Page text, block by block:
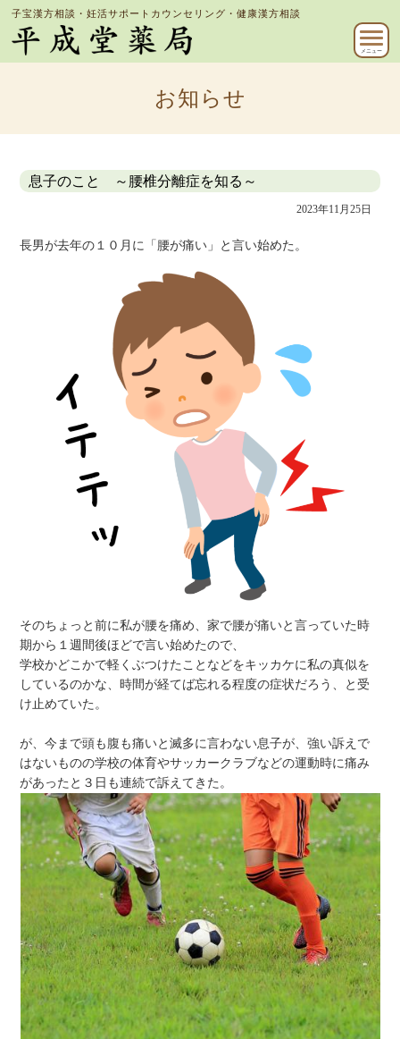
子宝漢方相談・妊活サポートカウンセリング・健康漢方相談
メニュー
お知らせ
息子のこと ～腰椎分離症を知る～
2023年11月25日
長男が去年の１０月に「腰が痛い」と言い始めた。
そのちょっと前に私が腰を痛め、家で腰が痛いと言っていた時
期から１週間後ほどで言い始めたので、
学校かどこかで軽くぶつけたことなどをキッカケに私の真似を
しているのかな、時間が経てば忘れる程度の症状だろう、と受
け止めていた。
が、今まで頭も腹も痛いと滅多に言わない息子が、強い訴えで
はないものの学校の体育やサッカークラブなどの運動時に痛み
があったと３日も連続で訴えてきた。